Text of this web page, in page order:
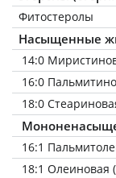
Фитостеролы
Насыщенные
14:0
16:0
18:0
16:1
18:1 Олеиновая